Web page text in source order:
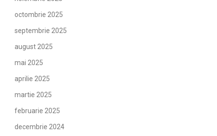
octombrie 2025
septembrie 2025
august 2025
mai 2025
aprilie 2025
martie 2025
februarie 2025
decembrie 2024